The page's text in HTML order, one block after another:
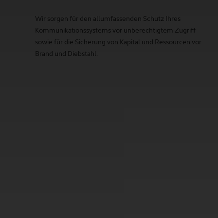
Wir sorgen für den allumfassenden Schutz Ihres
Kommunikationssystems vor unberechtigtem Zugriff
sowie für die Sicherung von Kapital und Ressourcen vor
Brand und Diebstahl.